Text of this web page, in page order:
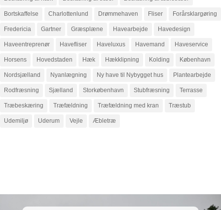
Bortskaffelse Charlottenlund Drømmehaven Fliser Forårsklargøring
Fredericia Gartner Græsplæne Havearbejde Havedesign
Haveentreprenør Havefliser Haveluxus Havemand Haveservice
Horsens Hovedstaden Hæk Hækklipning Kolding København
Nordsjælland Nyanlægning Ny have til Nybygget hus Plantearbejde
Rodfræsning Sjælland Storkøbenhavn Stubfræsning Terrasse
Træbeskæring Træfældning Træfældning med kran Træstub
Udemiljø Uderum Vejle Æbletræ